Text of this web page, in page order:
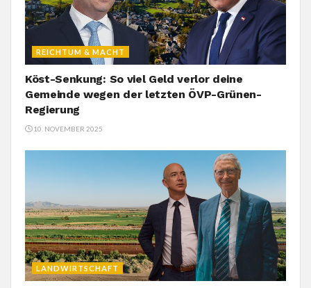
REICHTUM & MACHT
Köst-Senkung: So viel Geld verlor deine
Gemeinde wegen der letzten ÖVP-Grünen-
Regierung
10. NOVEMBER 2025
LANDWIRTSCHAFT